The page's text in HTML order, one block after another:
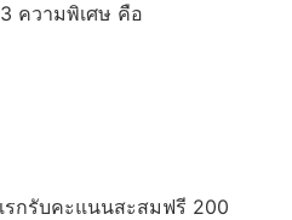
ความพิเศษ คือ
รกรับคะแนนสะสมฟรี 200